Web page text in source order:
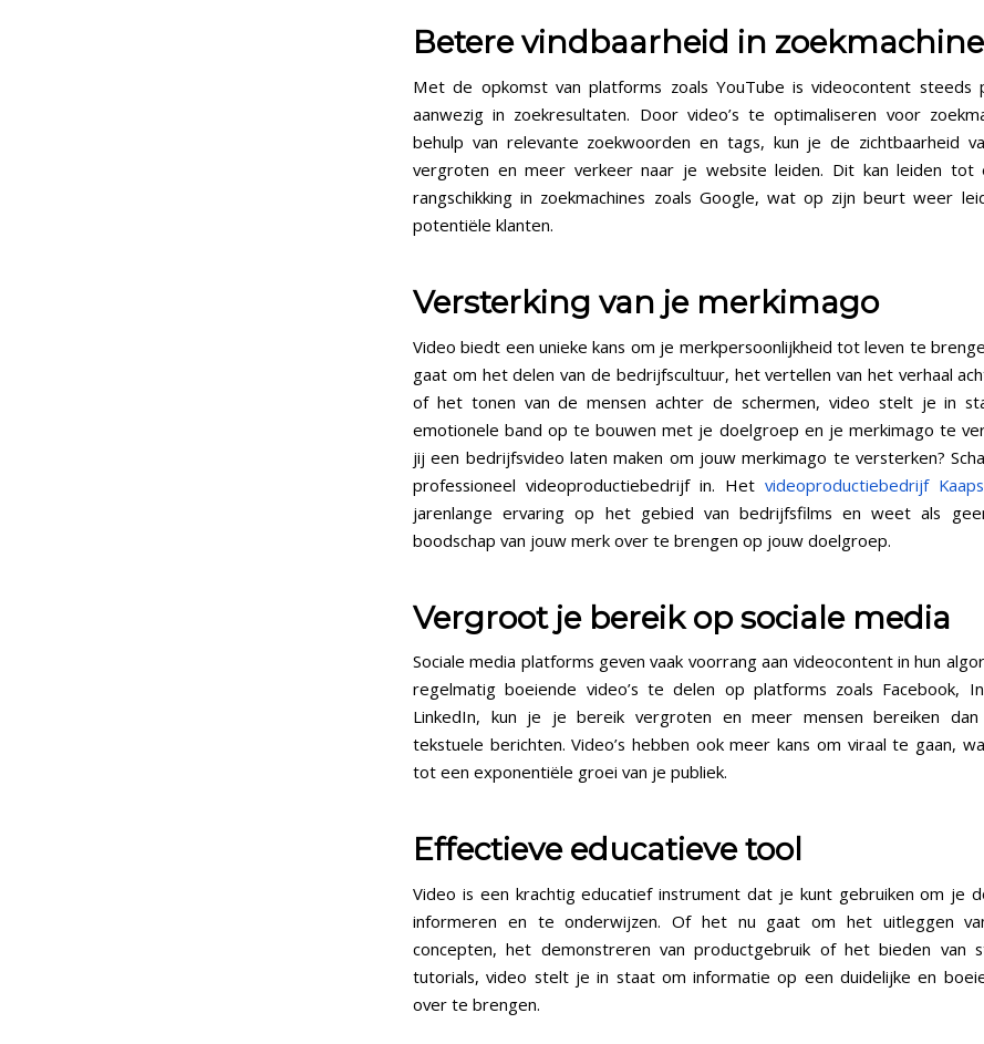
Betere vindbaarheid in
Met de opkomst van platforms zoals YouTube is videocontent steeds
aanwezig in zoekresultaten. Door video’s te optimaliseren voor
behulp van relevante zoekwoorden en tags, kun je de zichtbaarheid
vergroten en meer verkeer naar je website leiden. Dit kan leiden tot
rangschikking in zoekmachines zoals Google, wat op zijn beurt weer
potentiële klanten.
Versterking van je merkimago
Video biedt een unieke kans om je merkpersoonlijkheid tot leven te
gaat om het delen van de bedrijfscultuur, het vertellen van het verhaal
of het tonen van de mensen achter de schermen, video stelt je in
emotionele band op te bouwen met je doelgroep en je merkimago te
jij een bedrijfsvideo laten maken om jouw merkimago te versterken?
professioneel videoproductiebedrijf in. Het videoproductiebedrijf
jarenlange ervaring op het gebied van bedrijfsfilms en weet als
boodschap van jouw merk over te brengen op jouw doelgroep.
Vergroot je bereik op sociale media
Sociale media platforms geven vaak voorrang aan videocontent in hun
regelmatig boeiende video’s te delen op platforms zoals Facebook,
LinkedIn, kun je je bereik vergroten en meer mensen bereiken
tekstuele berichten. Video’s hebben ook meer kans om viraal te gaan,
tot een exponentiële groei van je publiek.
Effectieve educatieve tool
Video is een krachtig educatief instrument dat je kunt gebruiken om je
informeren en te onderwijzen. Of het nu gaat om het uitleggen
concepten, het demonstreren van productgebruik of het bieden van
tutorials, video stelt je in staat om informatie op een duidelijke en
over te brengen.